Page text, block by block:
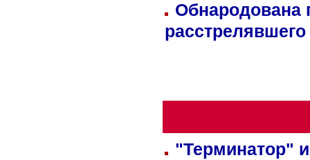
Обнародована
"Терминатор"